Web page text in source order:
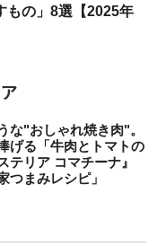
もの」8選【2025年
な"おしゃれ焼き肉"。
げる「牛肉とトマトの
テリア コマチーナ』
つまみレシピ」